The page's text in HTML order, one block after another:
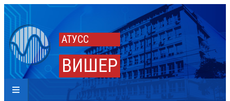
АТУСС
ВИШЕР